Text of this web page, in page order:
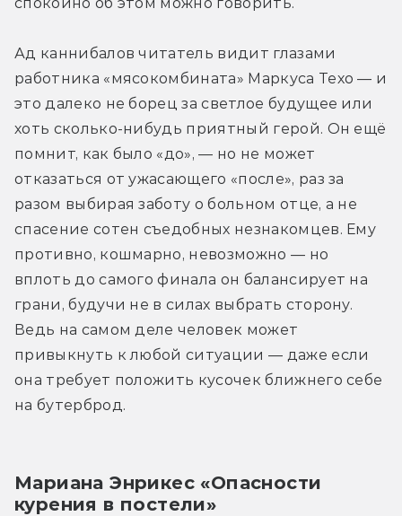
Ад каннибалов читатель видит глазами
работника «мясокомбината» Маркуса Техо — и
это далеко не борец за светлое будущее или
хоть сколько-нибудь приятный герой. Он ещё
помнит, как было «до», — но не может
отказаться от ужасающего «после», раз за
разом выбирая заботу о больном отце, а не
спасение сотен съедобных незнакомцев. Ему
противно, кошмарно, невозможно — но
вплоть до самого финала он балансирует на
грани, будучи не в силах выбрать сторону.
Ведь на самом деле человек может
привыкнуть к любой ситуации — даже если
она требует положить кусочек ближнего себе
на бутерброд.
Мариана Энрикес «Опасности
курения в постели»